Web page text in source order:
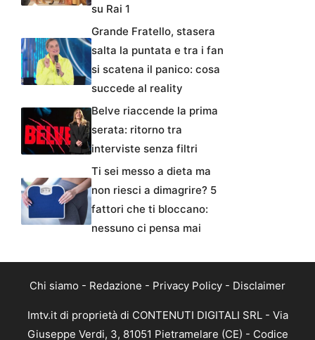
su Rai 1
Grande Fratello, stasera
salta la puntata e tra i fan
si scatena il panico: cosa
succede al reality
Belve riaccende la prima
serata: ritorno tra
interviste senza filtri
Ti sei messo a dieta ma
non riesci a dimagrire? 5
fattori che ti bloccano:
nessuno ci pensa mai
Chi siamo - Redazione - Privacy Policy - Disclaimer
Imtv.it di proprietà di CONTENUTI DIGITALI SRL - Via
Giuseppe Verdi, 3, 81051 Pietramelare (CE) - Codice